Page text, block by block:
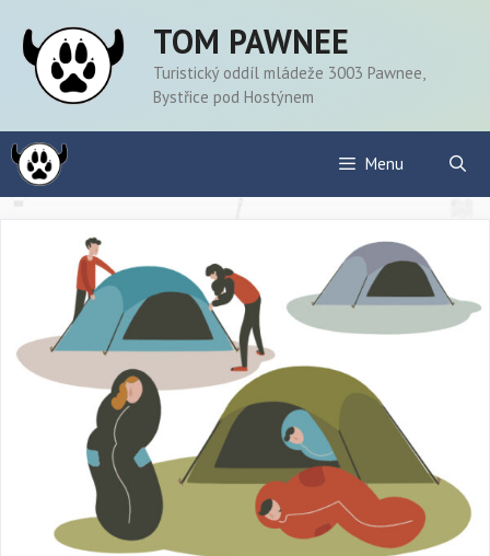
obsah
TOM PAWNEE
Turistický oddíl mládeže 3003 Pawnee,
Bystřice pod Hostýnem
Menu